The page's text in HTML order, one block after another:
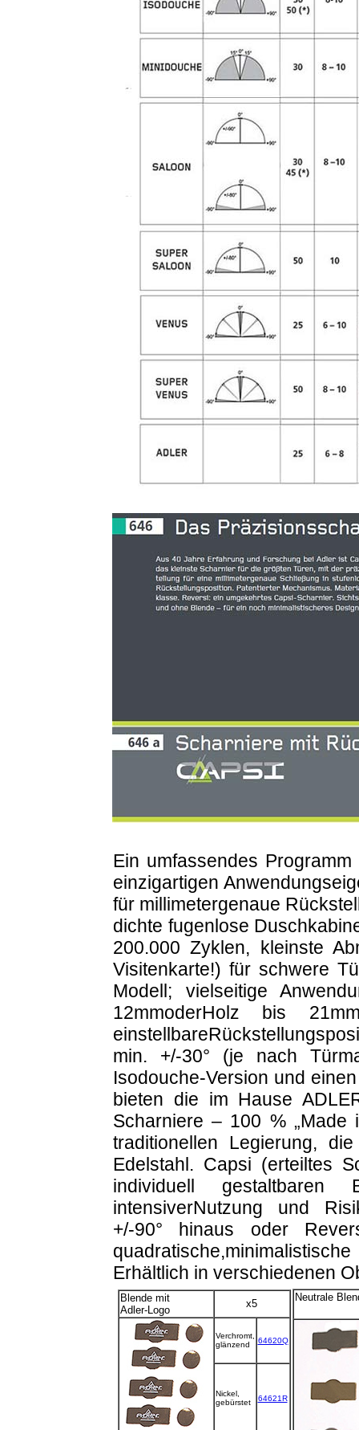
Ein umfassendes
einzigartigen
für millimetergenaue
dichte fugenlose
200.000 Zyklen, kleinste
Visitenkarte!) für schwere
Modell; vielseitige
12mmoderHolz bis
min. +/-30° (je nach
Isodouche-Version und
bieten die im Hause
Scharniere – 100 % „Made
traditionellen Legierung,
Edelstahl. Capsi (erteiltes
individuell
intensiverNutzung und
+/-90° hinaus oder
Erhältlich in verschiedenen
Blende mit
Adler-Logo
x5
Verchromt,
glänzend
64620Q
Nickel,
gebürstet
64621R
Neutrale